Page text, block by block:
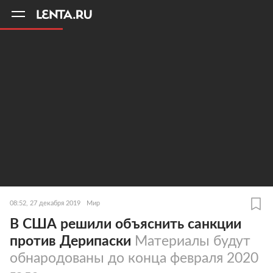
08:52, 27 декабря 2019 Мир
В США решили объяснить санкции
против Дерипаски Материалы будут
обнародованы до конца февраля 2020